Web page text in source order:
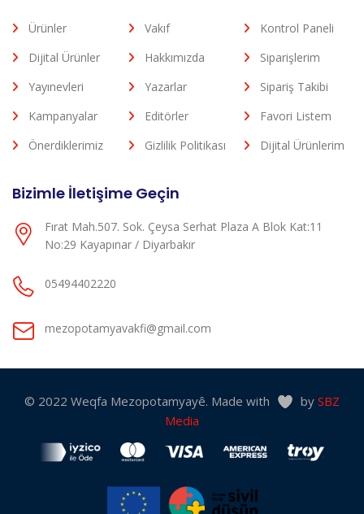
Ürünler
Dijital Ürünler
Yayınevleri
Kampanyalar
Önerdiklerimiz
Vakıf
Hakkımızda
Yazarlar
Editörler
Gizlilik Politikası
Kontrol Paneli
Siparişlerim
Sipariş Takibi
Favori Listem
Dijital Ürünlerim
Bizimle İletişime Geçin
Fırat Mah.507. Sok. Çeysa Serhat Plaza A Blok Kat:11
No:29 Kayapınar / Diyarbakır
05494402220
mezopotamyavakfi@gmail.com
© 2022 Weqfa Mezopotamyayê. Made with by SBZ
Media